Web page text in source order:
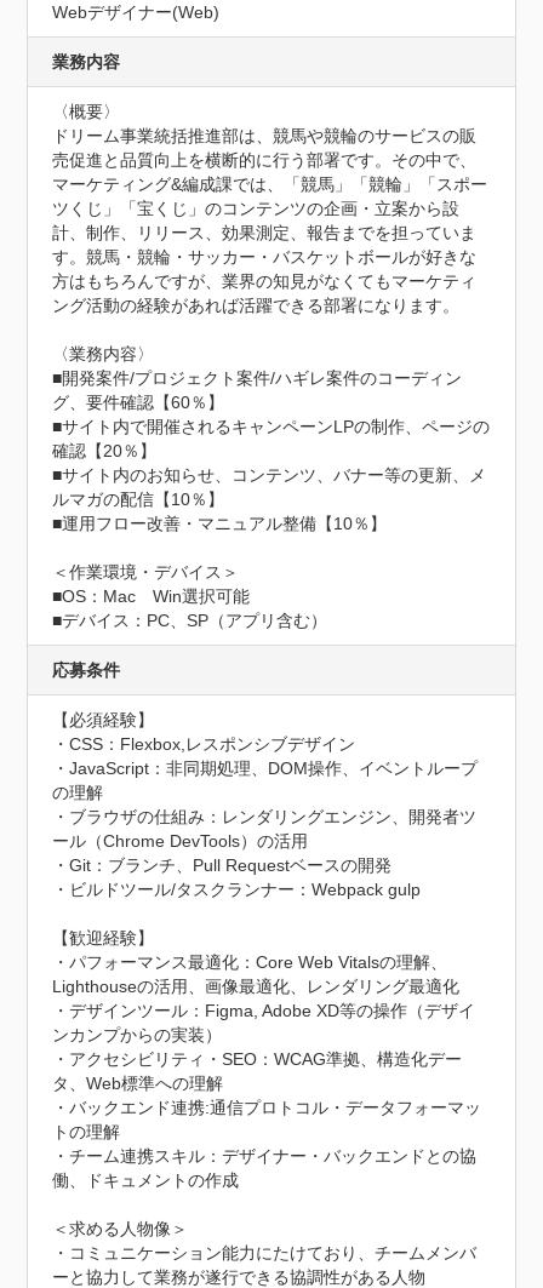
Webデザイナー(Web)
業務内容
〈概要〉
ドリーム事業統括推進部は、競馬や競輪のサービスの販
売促進と品質向上を横断的に行う部署です。その中で、
マーケティング&編成課では、「競馬」「競輪」「スポー
ツくじ」「宝くじ」のコンテンツの企画・立案から設
計、制作、リリース、効果測定、報告までを担っていま
す。競馬・競輪・サッカー・バスケットボールが好きな
方はもちろんですが、業界の知見がなくてもマーケティ
ング活動の経験があれば活躍できる部署になります。
〈業務内容〉
■開発案件/プロジェクト案件/ハギレ案件のコーディン
グ、要件確認【60％】
■サイト内で開催されるキャンペーンLPの制作、ページの
確認【20％】
■サイト内のお知らせ、コンテンツ、バナー等の更新、メ
ルマガの配信【10％】
■運用フロー改善・マニュアル整備【10％】
＜作業環境・デバイス＞
■OS：Mac　Win選択可能
■デバイス：PC、SP（アプリ含む）
応募条件
【必須経験】
・CSS：Flexbox,レスポンシブデザイン
・JavaScript：非同期処理、DOM操作、イベントループ
の理解
・ブラウザの仕組み：レンダリングエンジン、開発者ツ
ール（Chrome DevTools）の活用
・Git：ブランチ、Pull Requestベースの開発
・ビルドツール/タスクランナー：Webpack gulp
【歓迎経験】
・パフォーマンス最適化：Core Web Vitalsの理解、
Lighthouseの活用、画像最適化、レンダリング最適化
・デザインツール：Figma, Adobe XD等の操作（デザイ
ンカンプからの実装）
・アクセシビリティ・SEO：WCAG準拠、構造化デー
タ、Web標準への理解
・バックエンド連携:通信プロトコル・データフォーマッ
トの理解
・チーム連携スキル：デザイナー・バックエンドとの協
働、ドキュメントの作成
＜求める人物像＞
・コミュニケーション能力にたけており、チームメンバ
ーと協力して業務が遂行できる協調性がある人物